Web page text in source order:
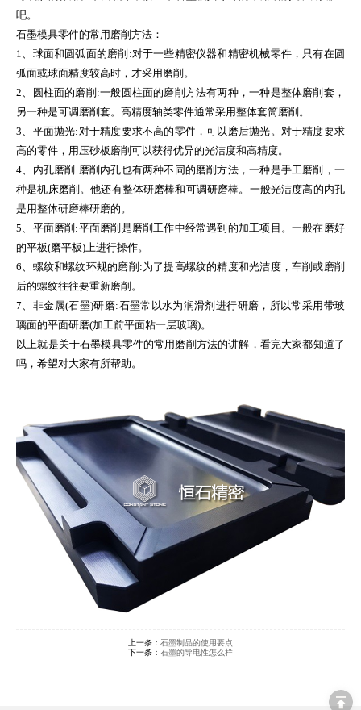
吧。
石墨模具零件的常用磨削方法：
1、球面和圆弧面的磨削:对于一些精密仪器和精密机械零件，只有在圆
弧面或球面精度较高时，才采用磨削。
2、圆柱面的磨削:一般圆柱面的磨削方法有两种，一种是整体磨削套，
另一种是可调磨削套。高精度轴类零件通常采用整体套筒磨削。
3、平面抛光:对于精度要求不高的零件，可以磨后抛光。对于精度要求
高的零件，用压砂板磨削可以获得优异的光洁度和高精度。
4、内孔磨削:磨削内孔也有两种不同的磨削方法，一种是手工磨削，一
种是机床磨削。他还有整体研磨棒和可调研磨棒。一般光洁度高的内孔
是用整体研磨棒研磨的。
5、平面磨削:平面磨削是磨削工作中经常遇到的加工项目。一般在磨好
的平板(磨平板)上进行操作。
6、螺纹和螺纹环规的磨削:为了提高螺纹的精度和光洁度，车削或磨削
后的螺纹往往要重新磨削。
7、非金属(石墨)研磨:石墨常以水为润滑剂进行研磨，所以常采用带玻
璃面的平面研磨(加工前平面粘一层玻璃)。
以上就是关于石墨模具零件的常用磨削方法的讲解，看完大家都知道了
吗，希望对大家有所帮助。
上一条： 石墨制品的使用要点
下一条： 石墨的导电性怎么样